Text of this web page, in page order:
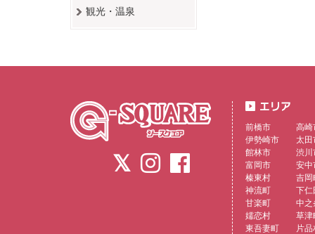
観光・温泉
前橋市
高崎
伊勢崎市
太田
館林市
渋川
富岡市
安中
榛東村
吉岡
神流町
下仁
甘楽町
中之
嬬恋村
草津
東吾妻町
片品